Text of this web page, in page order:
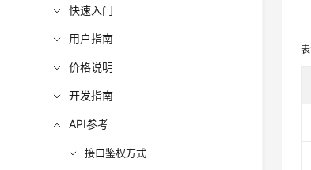
快速入门
用户指南
价格说明
开发指南
API参考
接口鉴权方式